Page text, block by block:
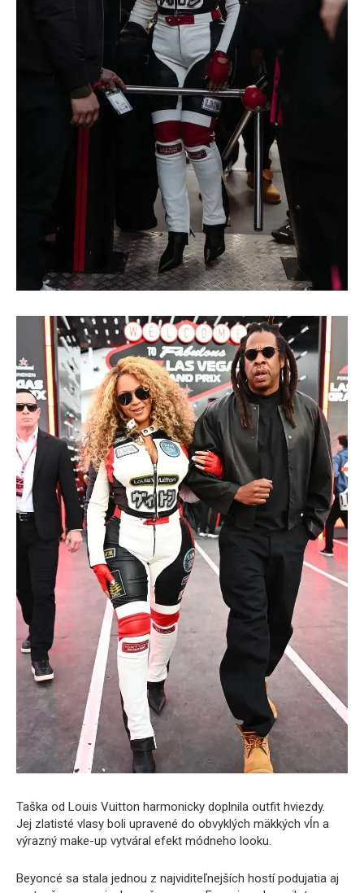
Taška od Louis Vuitton harmonicky doplnila outfit hviezdy.
Jej zlatisté vlasy boli upravené do obvyklých mäkkých vĺn a
výrazný make-up vytváral efekt módneho looku.
Beyoncé sa stala jednou z najviditeľnejších hostí podujatia aj